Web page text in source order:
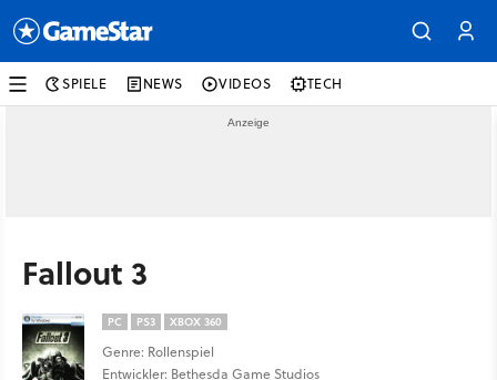
SPIELE NEWS VIDEOS TECH
Fallout 3
PC PS3 XBOX 360
Genre: Rollenspiel
Entwickler: Bethesda Game Studios